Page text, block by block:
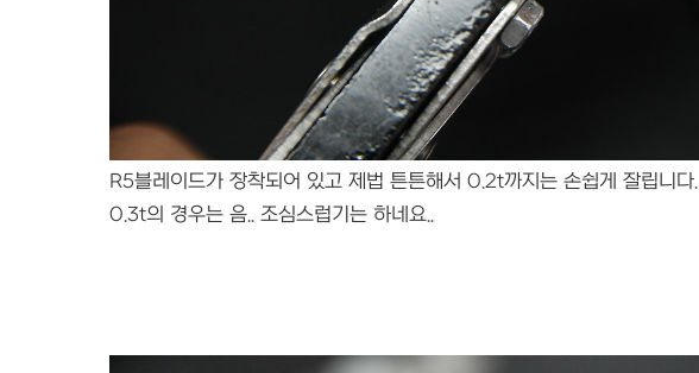
R5블레이드가 장착되어 있고 제법 튼튼해서 0.2t까지는 손쉽게 잘립니다.
0.3t의 경우는 음.. 조심스럽기는 하네요..